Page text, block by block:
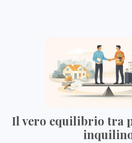
Il vero equilibrio tra